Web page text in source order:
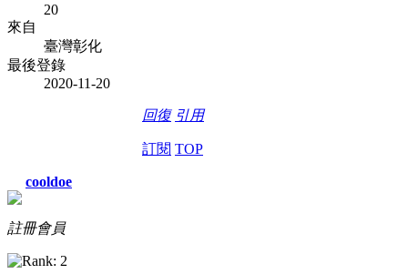
20
來自
臺灣彰化
最後登錄
2020-11-20
回復 引用
訂閱 TOP
cooldoe
註冊會員